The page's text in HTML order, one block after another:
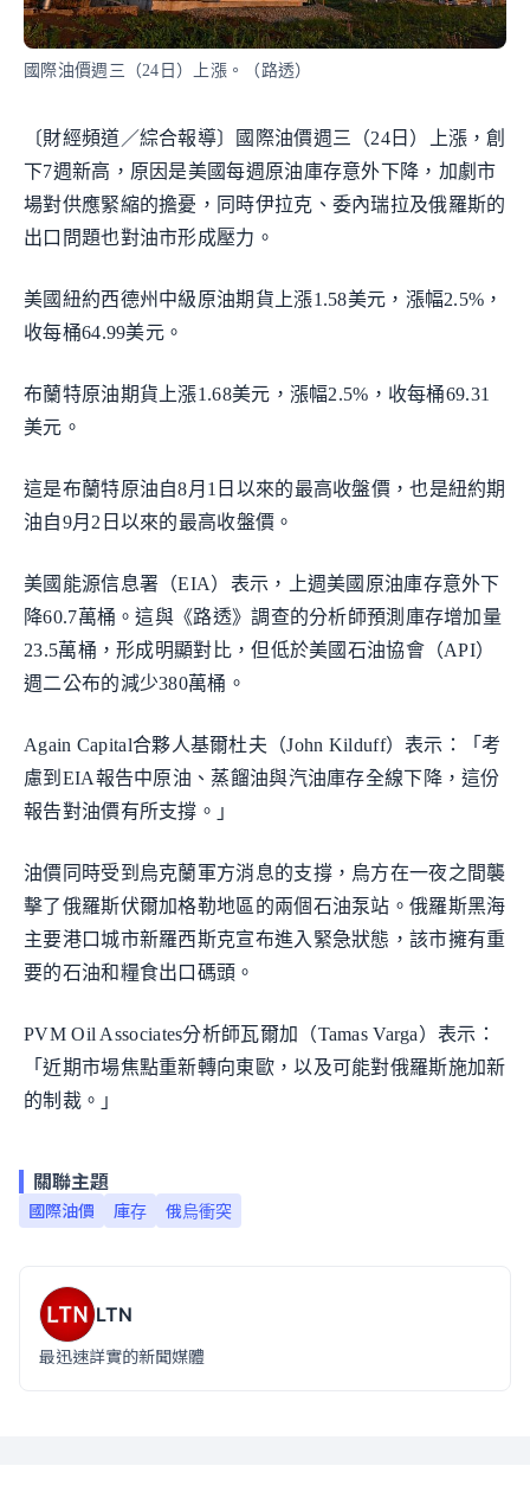
國際油價週三（24日）上漲。（路透）
〔財經頻道／綜合報導〕國際油價週三（24日）上漲，創
下7週新高，原因是美國每週原油庫存意外下降，加劇市
場對供應緊縮的擔憂，同時伊拉克、委內瑞拉及俄羅斯的
出口問題也對油市形成壓力。
美國紐約西德州中級原油期貨上漲1.58美元，漲幅2.5%，
收每桶64.99美元。
布蘭特原油期貨上漲1.68美元，漲幅2.5%，收每桶69.31
美元。
這是布蘭特原油自8月1日以來的最高收盤價，也是紐約期
油自9月2日以來的最高收盤價。
美國能源信息署（EIA）表示，上週美國原油庫存意外下
降60.7萬桶。這與《路透》調查的分析師預測庫存增加量
23.5萬桶，形成明顯對比，但低於美國石油協會（API）
週二公布的減少380萬桶。
Again Capital合夥人基爾杜夫（John Kilduff）表示：「考
慮到EIA報告中原油、蒸餾油與汽油庫存全線下降，這份
報告對油價有所支撐。」
油價同時受到烏克蘭軍方消息的支撐，烏方在一夜之間襲
擊了俄羅斯伏爾加格勒地區的兩個石油泵站。俄羅斯黑海
主要港口城市新羅西斯克宣布進入緊急狀態，該市擁有重
要的石油和糧食出口碼頭。
PVM Oil Associates分析師瓦爾加（Tamas Varga）表示：
「近期市場焦點重新轉向東歐，以及可能對俄羅斯施加新
的制裁。」
關聯主題
國際油價 庫存 俄烏衝突
LTN
最迅速詳實的新聞媒體